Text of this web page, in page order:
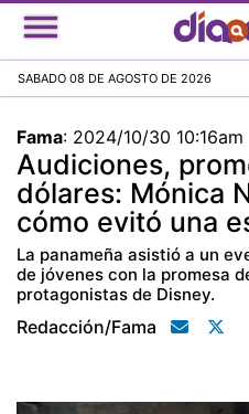
SABADO 08 DE AGOSTO DE 2026
Fama: 2024/10/30 10:16am
Audiciones,
dólares: Mónica
cómo evitó una
La panameña asistió a un
de jóvenes con la promesa
protagonistas de Disney.
Redacción/fama